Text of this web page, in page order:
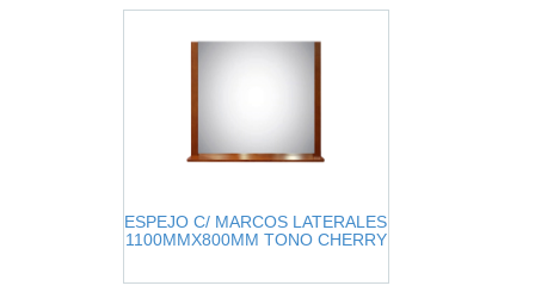
ESPEJO C/ MARCOS LATERALES
1100MMX800MM TONO CHERRY